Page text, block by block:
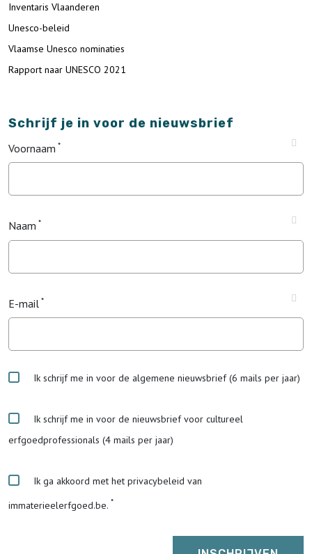
Inventaris Vlaanderen
Unesco-beleid
Vlaamse Unesco nominaties
Rapport naar UNESCO 2021
Schrijf je in voor de nieuwsbrief
Voornaam
Naam
E-mail
Ik schrijf me in voor de algemene nieuwsbrief (6 mails per jaar)
Ik schrijf me in voor de nieuwsbrief voor cultureel
erfgoedprofessionals (4 mails per jaar)
Ik ga akkoord met het privacybeleid van
immaterieelerfgoed.be.